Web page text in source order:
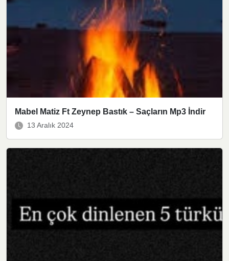
Mabel Matiz Ft Zeynep Bastık – Saçların Mp3 İndir
13 Aralık 2024